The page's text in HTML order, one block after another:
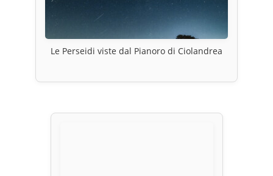
Le Perseidi viste dal Pianoro di Ciolandrea